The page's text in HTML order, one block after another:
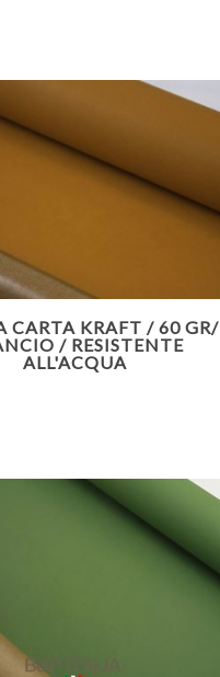
CARTA KRAFT / 60 GR/
/ RESISTENTE
ALL'ACQUA